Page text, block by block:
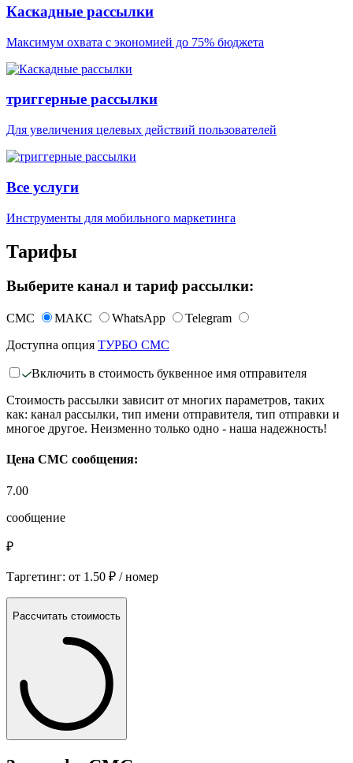
Каскадные рассылки
Максимум охвата с экономией до 75% бюджета
триггерные рассылки
Для увеличения целевых действий пользователей
Все услуги
Инструменты для мобильного маркетинга
Тарифы
Выберите канал и тариф рассылки:
СМС МАКС WhatsApp
Telegram
Доступна опция ТУРБО СМС
Включить в стоимость буквенное имя отправителя
Стоимость рассылки зависит от многих параметров, таких
как: канал рассылки, тип имени отправителя, тип отправки и
многое другое. Неизменно только одно - наша надежность!
Цена СМС сообщения:
7.00
сообщение
₽
Таргетинг: от 1.50 ₽ / номер
Рассчитать стоимость